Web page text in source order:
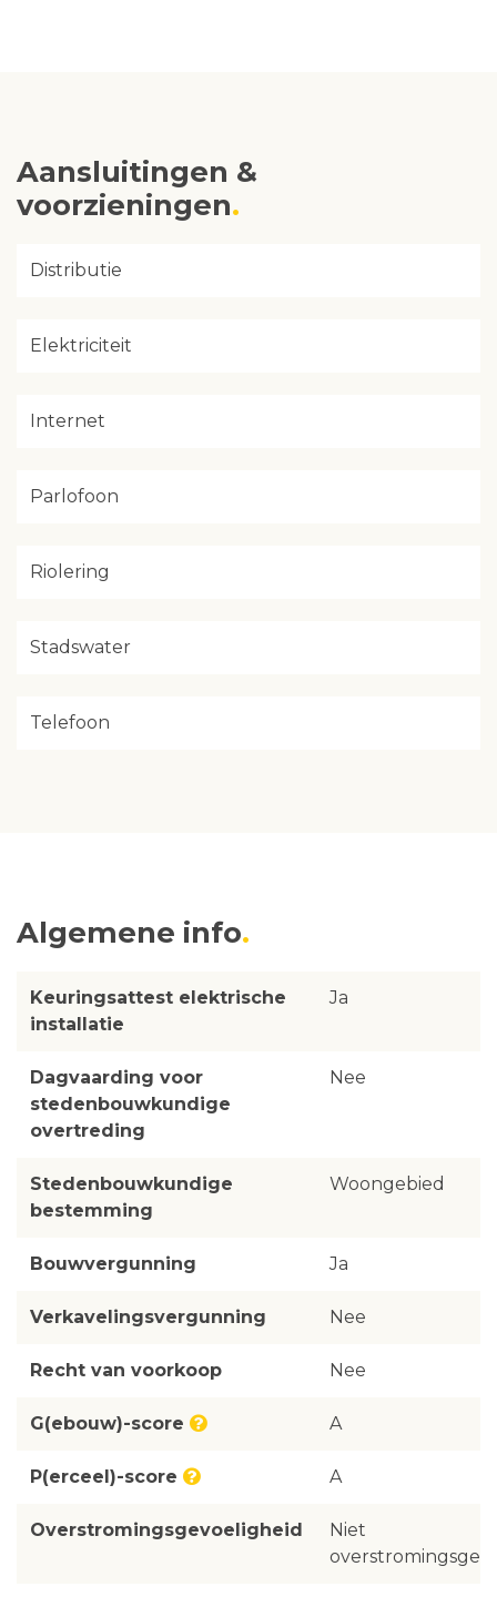
Aansluitingen &
voorzieningen
Distributie
Elektriciteit
Internet
Parlofoon
Riolering
Stadswater
Telefoon
Algemene info
Keuringsattest elektrische
installatie
Ja
Dagvaarding voor
stedenbouwkundige
overtreding
Nee
Stedenbouwkundige
bestemming
Woongebied
Bouwvergunning Ja
Verkavelingsvergunning Nee
Recht van voorkoop Nee
G(ebouw)-score A
P(erceel)-score A
Overstromingsgevoeligheid
Niet